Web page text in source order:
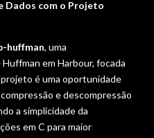
Dados com o Projeto
huffman, uma
em Harbour, focada
é uma oportunidade
e descompressão
a simplicidade da
em C para maior